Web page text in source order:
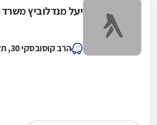
יעל מנדלוביץ משרד
הרב קוסובסקי 30, תל אביב